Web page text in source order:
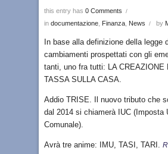
this entry has 0 Comments /
in documentazione Finanza News / by
In base alla definizione della legge
cambiamenti prospettati con gli
tanti, uno fra tutti: LA CREAZIONE
TASSA SULLA CASA.
Addio TRISE. Il nuovo tributo che
dal 2014 si chiamerà IUC (Imposta
Comunale).
Avrà tre anime: IMU, TASI, TARI.